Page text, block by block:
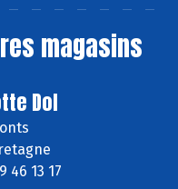
magasins
Dol
46 13 17